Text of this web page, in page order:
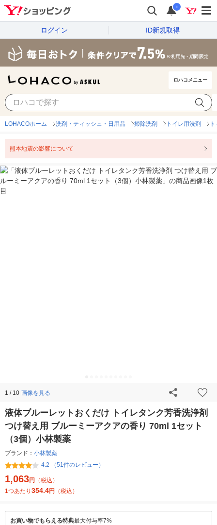
i
ログイン ID新規取得
ロハコメニュー
LOHACOホーム 洗剤・ティッシュ・日用品 掃除洗剤 トイレ用洗剤
熊本地震の影響について
1 / 10 画像を見る
液体ブルーレットおくだけ トイレタンク芳香洗浄剤
つけ替え用 ブルーミーアクアの香り 70ml 1セット
（3個）小林製薬
ブランド： 小林製薬
4.2 （51件のレビュー）
1,063円
（税込）
1つあたり 354.4円 （税込）
お買い物でもらえる特典最大付与率7%